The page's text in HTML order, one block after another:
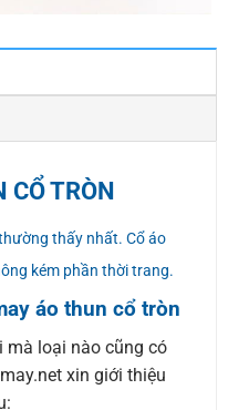
CỔ TRÒN
thấy nhất. Cổ áo
kém phần thời trang.
áo thun cổ tròn
mà loại nào cũng có
xin giới thiệu